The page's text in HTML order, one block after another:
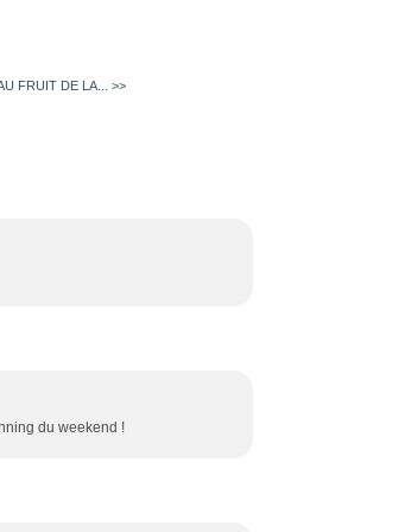
FRUIT DE LA... >>
du weekend !